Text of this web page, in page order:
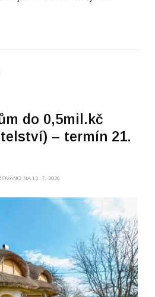
do 0,5mil.kč
– termín 21.
NA 13. 7. 2026